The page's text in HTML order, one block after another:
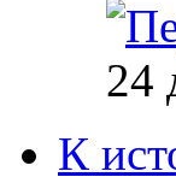
24
К